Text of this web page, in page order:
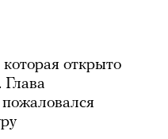
открыто